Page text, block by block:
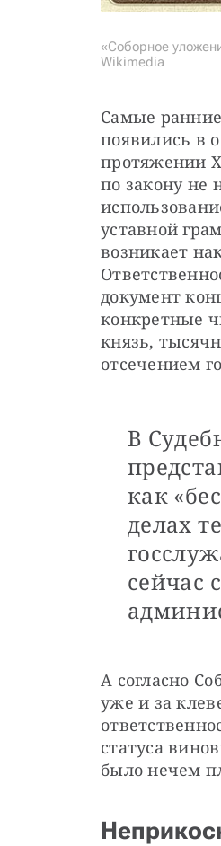
«Соборное
Wikimedia
Самые
появились в
протяжении
по закону не
уставной
возникает
документ
конкретные
князь,
отсечением
В
как
делах
сейчас
А согласно
уже и за
статуса
было нечем